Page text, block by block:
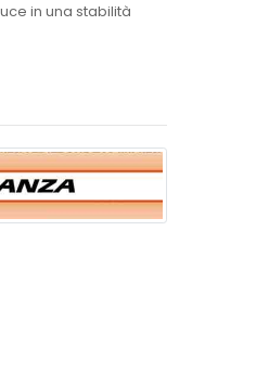
in una stabilità